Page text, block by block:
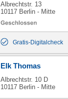
Albrechtstr. 13
10117 Berlin - Mitte
Gratis-Digitalcheck
Elk Thomas
Albrechtstr. 10 D
10117 Berlin - Mitte